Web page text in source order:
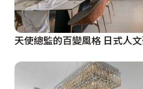
天使總監的百變風格 日式人